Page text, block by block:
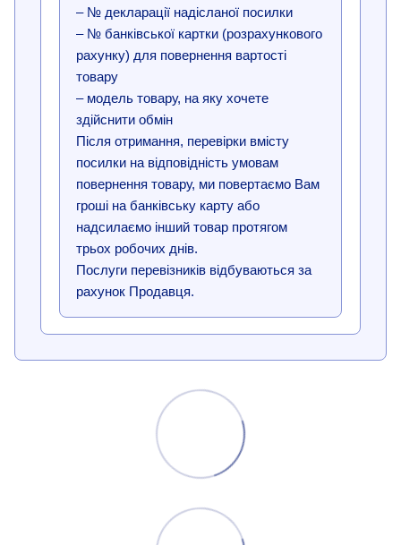
– № декларації надісланої посилки
– № банківської картки (розрахункового
рахунку) для повернення вартості
товару
– модель товару, на яку хочете
здійснити обмін
Після отримання, перевірки вмісту
посилки на відповідність умовам
повернення товару, ми повертаємо Вам
гроші на банківську карту або
надсилаємо інший товар протягом
трьох робочих днів.
Послуги перевізників відбуваються за
рахунок Продавця.